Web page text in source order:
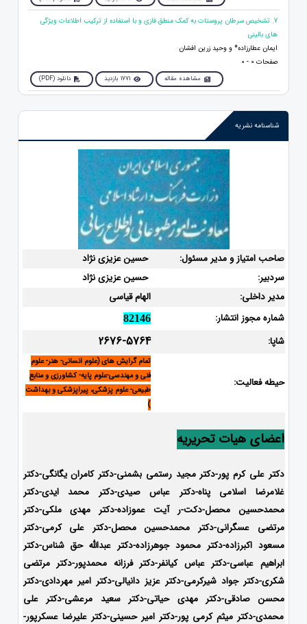
7. تشخیص سرطان پروستات به کمک منطق فازی و با استفاده از ترکیب اطلاعات ویژگی
های بالینی
ایمان عطارزاده* و وحید زرین افشان
صفحات 0 - 0
مشاهده مقاله 1771 بازدید دانلود (PDF)
شناسنامه نشریه
صاحب امتیاز و مدیر مسئول:
حسین عزیزی نژاد
سردبیر:
حسین عزیزی نژاد
مدیر داخلی:
الهام قیاسی
شماره مجوز انتشار:
82146
شاپا: 2676-5764
حیطه فعالیت:
تمام گرایش های (علوم انسانی- هنر- علوم
فنی و مهندسی-علوم پایه- کشاورزی و منابع
طبیعی- علوم پزشکی، پیراپزشکی و بهداشت
)
اعضای هیات تحریریه
دکتر علی کرم پور-دکتر مجید رستمی بشمنی-دکتر کامران یگانگی-دکتر
غلامرضا اسلامی پناه-دکتر عباس صیدی-دکتر محمد ایدی-دکتر
محمدحسین محصل-دکت-ر آیت عموزاده-دکتر مهدی ملکی-دکتر
مرتضی عسگرانی-دکتر محمدحسین محصل-دکتر علی کرمی-دکتر
مسعود اکبرزاده-دکتر محمود جوهرزاده-دکتر عبدالله حق شناس-دکتر
ابراهیم عباسی-دکتر عباس کیانفر-دکتر فرزانه محمدپور-دکتر مرتضی
شکری-دکتر جواد شیرکرمی-دکتر عزیز دانیالی-دکتر امیر مهردادی-دکتر
محسن صادقی-دکتر مهدی حیاتی-دکتر سعید مرعشی-دکتر علی
محمدی-دکتر میثم کرمی پور-دکتر امیر حسینی-دکتر علیرضا عسکرپور-